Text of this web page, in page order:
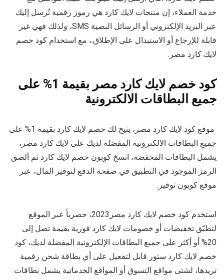
خدمة العملاء، إن منتجات لايك كارد هي رموز رقمية تُرسل إليك
عبر البريد الإلكتروني أو الرسائل النصية SMS، ولذلك فهي غير
قابلة للإرجاع أو الاستبدال على الإطلاق.، مع استخدام كود خصم
لايك كارد مصر.
كود خصم لايك كارد مصر بقيمة 1% على
جميع البطاقات الالكترونية
موقع كود لايك كارد مصر، يتيح لك خصم لايك كارد بقيمة 1% على
جميع البطاقات الالكترونية المفضلة لديك على لايك كارد مصر،
يشمل البطاقات المخفضة، انسخ كوبون خصم لايك كارد ثم ألصق
الرمز الموجود في التطبيق في صفحة الدفع لتوفير المال، عبر
موقع كوبون توفير.
استخدم كود خصم لايك كارد مصر2023، حصرياً عبر الموقع
لتطبّق تخفيضات أو خصومات لايك كارد فورية بقيمة تصل إلى
20% أو أكثر على جميع البطاقات الإلكترونية المفضلة لديك، كود
خصم لايك كارد ستور قابل لتفعيل على أي بطاقة شحن رقمية
تريدها، لشتى مواقع التسوق أو المواقع الخدماتية يشمل بطاقات